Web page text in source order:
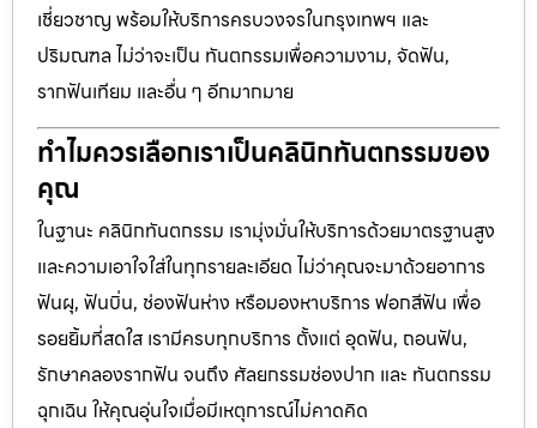
เชี่ยวชาญ พร้อมให้บริการครบวงจรในกรุงเทพฯ และ
ปริมณฑล ไม่ว่าจะเป็น ทันตกรรมเพื่อความงาม, จัดฟัน,
รากฟันเทียม และอื่น ๆ อีกมากมาย
ทำไมควรเลือกเราเป็นคลินิกทันตกรรมของ
คุณ
ในฐานะ คลินิกทันตกรรม เรามุ่งมั่นให้บริการด้วยมาตรฐานสูง
และความเอาใจใส่ในทุกรายละเอียด ไม่ว่าคุณจะมาด้วยอาการ
ฟันผุ, ฟันบิ่น, ช่องฟันห่าง หรือมองหาบริการ ฟอกสีฟัน เพื่อ
รอยยิ้มที่สดใส เรามีครบทุกบริการ ตั้งแต่ อุดฟัน, ถอนฟัน,
รักษาคลองรากฟัน จนถึง ศัลยกรรมช่องปาก และ ทันตกรรม
ฉุกเฉิน ให้คุณอุ่นใจเมื่อมีเหตุการณ์ไม่คาดคิด